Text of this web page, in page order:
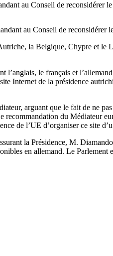
au Conseil de reconsidérer
au Conseil de reconsidérer
la Belgique, Chypre et le
le français et
Internet de la présidence
arguant que le fait de ne
du Médiateur
de l’UE d’organiser ce site
la Présidence, M.
en allemand. Le